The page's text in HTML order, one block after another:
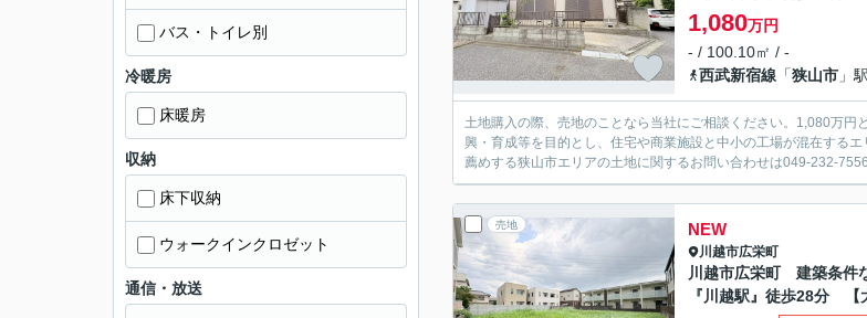
1,080万円
- / 100.10㎡ / -
西武新宿線 「狭山市 」
土地購入の際、売地のことなら当社にご相談ください。1,080万
興・育成等を目的とし、住宅や商業施設と中小の工場が混在する
薦めする狭山市エリアの土地に関するお問い合わせは049-232-
売地 NEW
川越市広栄町
川越市広栄町 建築条件
『川越駅』徒歩28分 【
バス・トイレ別
冷暖房
床暖房
収納
床下収納
ウォークインクロゼット
通信・放送